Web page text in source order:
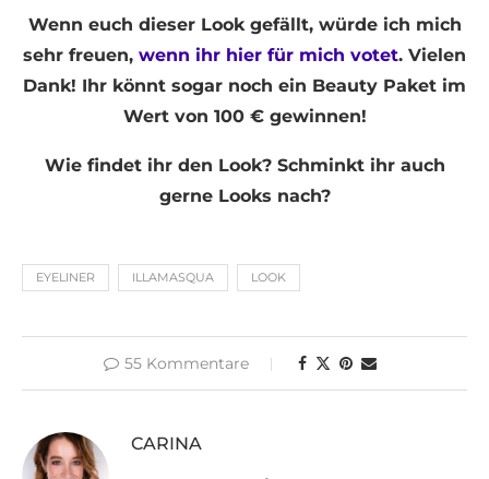
Wenn euch dieser Look gefällt, würde ich mich
sehr freuen, wenn ihr hier für mich votet. Vielen
Dank! Ihr könnt sogar noch ein Beauty Paket im
Wert von 100 € gewinnen!
Wie findet ihr den Look? Schminkt ihr auch
gerne Looks nach?
EYELINER ILLAMASQUA LOOK
55 Kommentare
CARINA